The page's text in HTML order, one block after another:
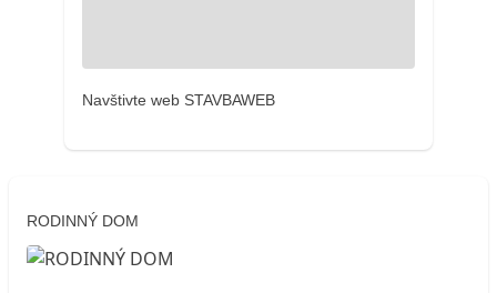
Navštivte web STAVBAWEB
RODINNÝ DOM